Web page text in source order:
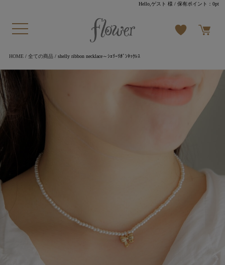
Hello,ゲスト 様 / 保有ポイント：0pt
HOME/ 全ての商品/ shelly ribbon necklace～ｼｪﾘｰﾘﾎﾞﾝﾈｯｸﾚｽ